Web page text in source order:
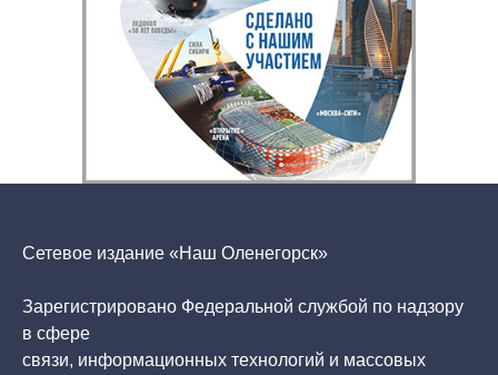
Сетевое издание «Наш Оленегорск»
Зарегистрировано Федеральной службой по надзору
в сфере
связи, информационных технологий и массовых